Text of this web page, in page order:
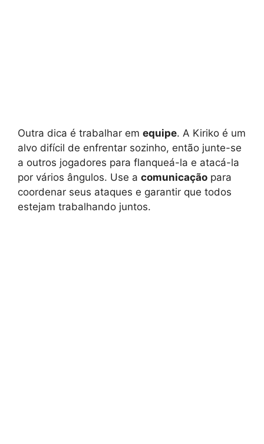
Outra dica é trabalhar em equipe. A Kiriko é um
alvo difícil de enfrentar sozinho, então junte-se
a outros jogadores para flanqueá-la e atacá-la
por vários ângulos. Use a comunicação para
coordenar seus ataques e garantir que todos
estejam trabalhando juntos.